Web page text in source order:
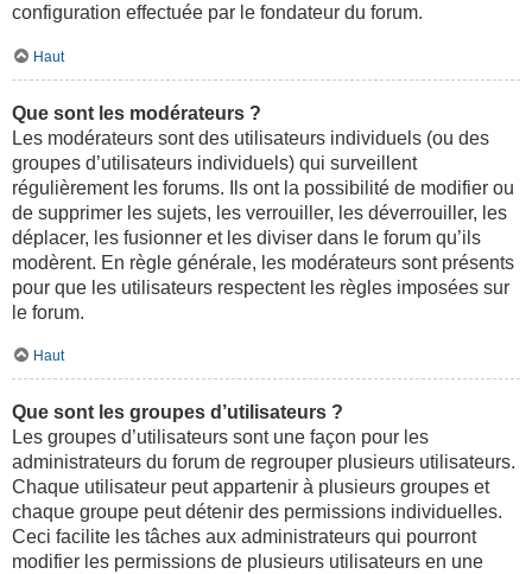
configuration effectuée par le fondateur du forum.
Haut
Que sont les modérateurs ?
Les modérateurs sont des utilisateurs individuels (ou des
groupes d’utilisateurs individuels) qui surveillent
régulièrement les forums. Ils ont la possibilité de modifier ou
de supprimer les sujets, les verrouiller, les déverrouiller, les
déplacer, les fusionner et les diviser dans le forum qu’ils
modèrent. En règle générale, les modérateurs sont présents
pour que les utilisateurs respectent les règles imposées sur
le forum.
Haut
Que sont les groupes d’utilisateurs ?
Les groupes d’utilisateurs sont une façon pour les
administrateurs du forum de regrouper plusieurs utilisateurs.
Chaque utilisateur peut appartenir à plusieurs groupes et
chaque groupe peut détenir des permissions individuelles.
Ceci facilite les tâches aux administrateurs qui pourront
modifier les permissions de plusieurs utilisateurs en une